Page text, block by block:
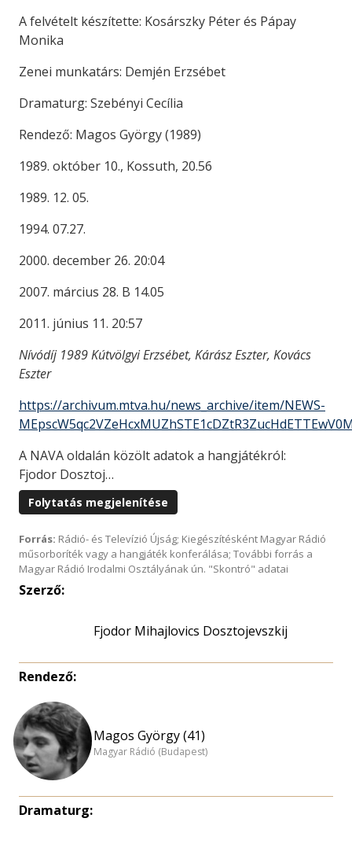
A felvételt készítette: Kosárszky Péter és Pápay
Monika
Zenei munkatárs: Demjén Erzsébet
Dramaturg: Szebényi Cecília
Rendező: Magos György (1989)
1989. október 10., Kossuth, 20.56
1989. 12. 05.
1994. 07.27.
2000. december 26. 20:04
2007. március 28. B 14.05
2011. június 11. 20:57
Nívódíj 1989 Kútvölgyi Erzsébet, Kárász Eszter, Kovács
Eszter
https://archivum.mtva.hu/news_archive/item/NEWS-
A NAVA oldalán közölt adatok a hangjátékról:
Fjodor Dosztoj…
Folytatás megjelenítése
Forrás: Rádió- és Televízió Újság; Kiegészítésként Magyar Rádió
műsorboríték vagy a hangjáték konferálása; További forrás a
Magyar Rádió Irodalmi Osztályának ún. "Skontró" adatai
Szerző:
Fjodor Mihajlovics Dosztojevszkij
Rendező:
Magos György (41)
Magyar Rádió (Budapest)
Dramaturg: